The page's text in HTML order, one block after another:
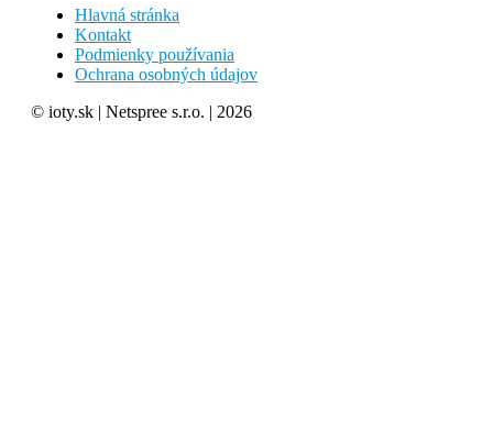
Hlavná stránka
Kontakt
Podmienky používania
Ochrana osobných údajov
© ioty.sk | Netspree s.r.o. | 2026